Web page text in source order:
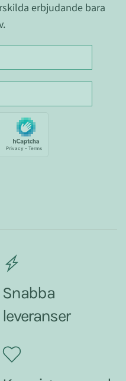
erbjudande bara
Snabba
leveranser